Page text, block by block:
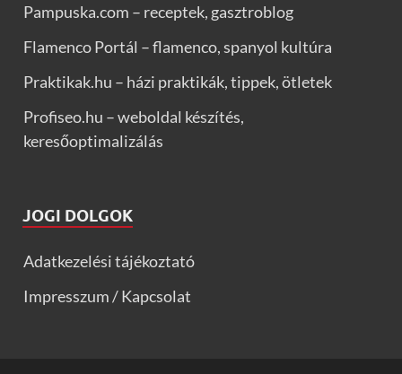
Pampuska.com – receptek, gasztroblog
Flamenco Portál – flamenco, spanyol kultúra
Praktikak.hu – házi praktikák, tippek, ötletek
Profiseo.hu – weboldal készítés,
keresőoptimalizálás
JOGI DOLGOK
Adatkezelési tájékoztató
Impresszum / Kapcsolat